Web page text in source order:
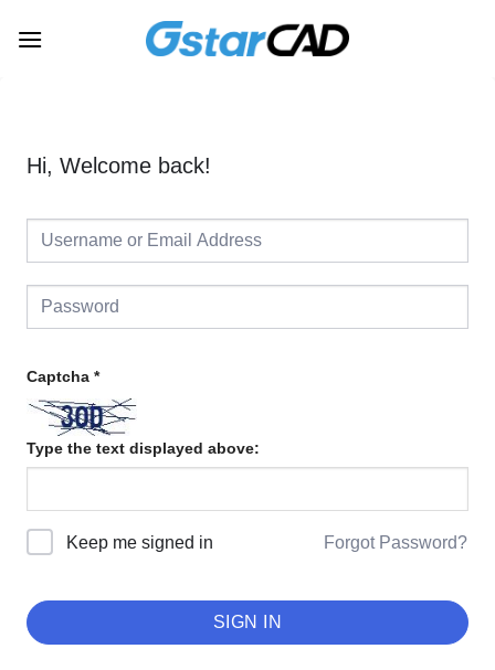
Hi, Welcome back!
Captcha *
Type the text displayed above:
Keep me signed in Forgot Password?
SIGN IN